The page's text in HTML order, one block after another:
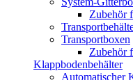
Zubehör
Transportboxen
Zubehör
Klappbodenbehälter
Automatischer